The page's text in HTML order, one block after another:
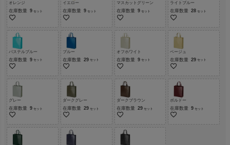
オレンジ
在庫数量 9
イエロー
在庫数量 9
マスカットグリーン
在庫数量 9
ライトブルー
在庫数量 28
パステルブルー
在庫数量 9
ブルー
在庫数量 29
オフホワイト
在庫数量 9
ベージュ
在庫数量 29
グレー
在庫数量 9
ダークグレー
在庫数量 29
ダークブラウン
在庫数量 29
ボルドー
在庫数量 9